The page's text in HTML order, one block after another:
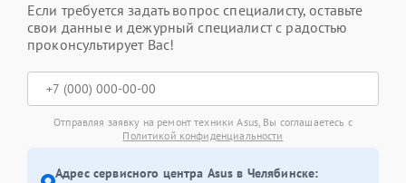
Если требуется задать вопрос специалисту, оставьте
свои данные и дежурный специалист с радостью
проконсультирует Вас!
Отправляя заявку на ремонт техники Asus, Вы соглашаетесь с
Политикой конфиденциальности
Адрес сервисного центра Asus в Челябинске: